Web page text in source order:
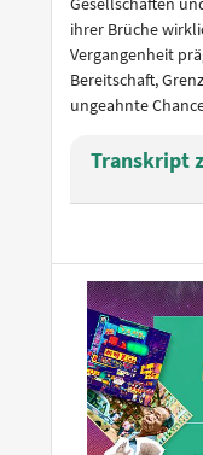
ihrer Brüche
Vergangenheit
Bereitschaft,
ungeahnte
Transkript